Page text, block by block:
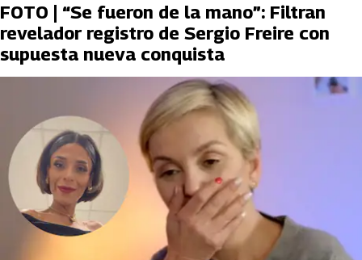
FOTO | “Se fueron de la mano”: Filtran
revelador registro de Sergio Freire con
supuesta nueva conquista